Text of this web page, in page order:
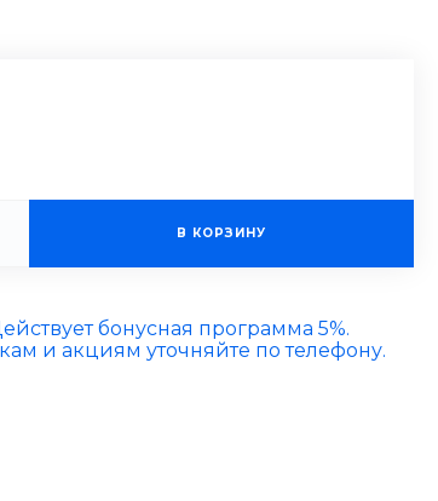
В КОРЗИНУ
бонусная программа 5%.
и акциям уточняйте по телефону.